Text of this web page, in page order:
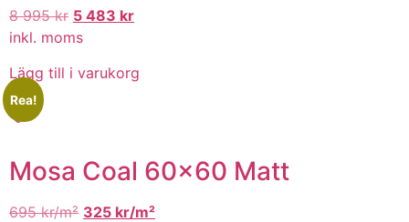
8 995kr 5 483 kr
inkl. moms
Lägg till i varukorg
Rea!
Mosa Coal 60×60 Matt
695kr/m² 325 kr/m²